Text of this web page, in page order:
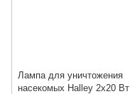
Лампа для уничтожения
насекомых Halley 2x20 Вт